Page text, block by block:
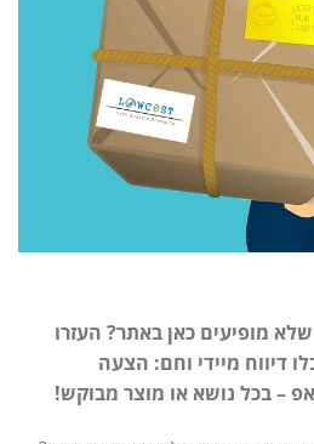
מופיעים כאן באתר? העזרו
דיווח מיידי וחם: הצעה
– בכל נושא או מוצר מבוקש!